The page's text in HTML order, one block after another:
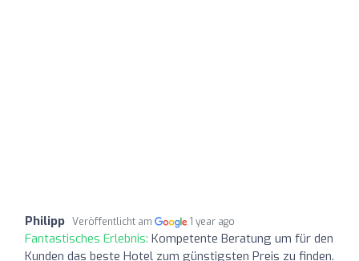
Philipp Veröffentlicht am 1 year ago
Fantastisches Erlebnis: Kompetente Beratung um für den
Kunden das beste Hotel zum günstigsten Preis zu finden.